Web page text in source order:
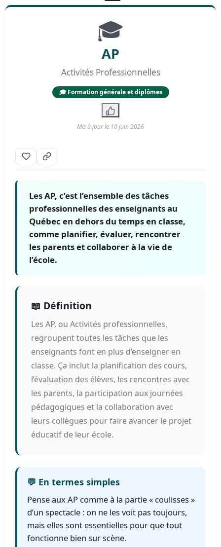
🎓
AP
Activités Professionnelles
🎓 Formation générale et diplômes
Mis à jour le 10 juin 2026
Les AP, c’est l’ensemble des tâches
professionnelles des enseignants au
Québec en dehors du temps en classe,
comme planifier, évaluer, rencontrer
les parents et collaborer à la vie de
l’école.
📖 Définition
Les AP, ou Activités professionnelles,
regroupent toutes les tâches que les
enseignants font en plus d’enseigner en
classe. Ça inclut la planification des cours,
l’évaluation des élèves, les rencontres avec
les parents, la participation aux journées
pédagogiques et la collaboration avec
leurs collègues pour faire avancer le projet
éducatif de leur école.
💬 En termes simples
Pense aux AP comme à la partie « coulisses »
d’un spectacle : on ne les voit pas toujours,
mais elles sont essentielles pour que tout
fonctionne bien sur scène.